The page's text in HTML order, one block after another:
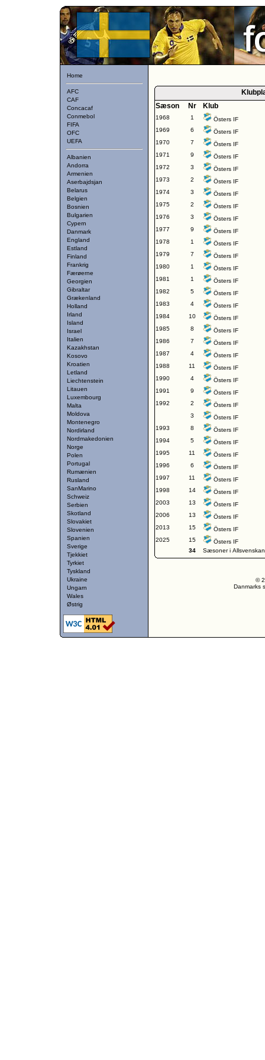
Home
AFC
CAF
Concacaf
Conmebol
FIFA
OFC
UEFA
Albanien
Andorra
Armenien
Aserbajdsjan
Belarus
Belgien
Bosnien
Bulgarien
Cypern
Danmark
England
Estland
Finland
Frankrig
Færøerne
Georgien
Gibraltar
Grækenland
Holland
Irland
Island
Israel
Italien
Kazakhstan
Kosovo
Kroatien
Letland
Liechtenstein
Litauen
Luxembourg
Malta
Moldova
Montenegro
Nordirland
Nordmakedonien
Norge
Polen
Portugal
Rumænien
Rusland
SanMarino
Schweiz
Serbien
Skotland
Slovakiet
Slovenien
Spanien
Sverige
Tjekkiet
Tyrkiet
Tyskland
Ukraine
Ungarn
Wales
Østrig
Sæson
Nr Klub
1968 1
Östers IF
1969
6
Östers IF
1970
7
Östers IF
1971
9
Östers IF
1972
3
Östers IF
1973
2
Östers IF
1974
3
Östers IF
1975
2
Östers IF
1976
3
Östers IF
1977
9
Östers IF
1978
1
Östers IF
1979
7
Östers IF
1980
1
Östers IF
1981
1
Östers IF
1982
5
Östers IF
1983
4
Östers IF
1984
10
Östers IF
1985
8
Östers IF
1986
7
Östers IF
1987
4
Östers IF
1988
11
Östers IF
1990
4
Östers IF
1991
9
Östers IF
1992
2
Östers IF
3
Östers IF
1993
8
Östers IF
1994
5
Östers IF
1995
11
Östers IF
1996
6
Östers IF
1997
11
Östers IF
1998
14
Östers IF
2003
13
Östers IF
2006
13
Östers IF
2013
15
Östers IF
2025
15
Östers IF
34
Sæsoner i Allsvenskan
©
Danmarks